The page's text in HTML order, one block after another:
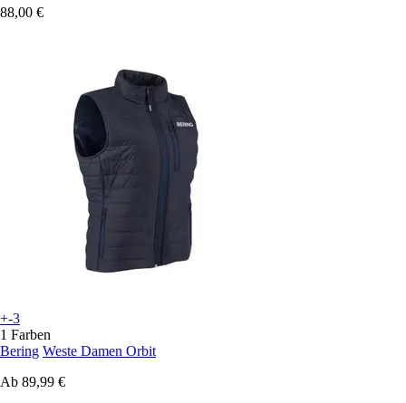
88,00 €
+-3
1 Farben
Bering Weste Damen Orbit
Ab 89,99 €